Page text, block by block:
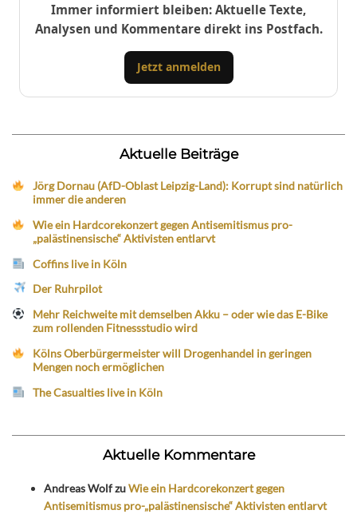
Immer informiert bleiben: Aktuelle Texte,
Analysen und Kommentare direkt ins Postfach.
Jetzt anmelden
Aktuelle Beiträge
Jörg Dornau (AfD-Oblast Leipzig-Land): Korrupt sind natürlich
immer die anderen
Wie ein Hardcorekonzert gegen Antisemitismus pro-
„palästinensische“ Aktivisten entlarvt
Coffins live in Köln
Der Ruhrpilot
Mehr Reichweite mit demselben Akku – oder wie das E-Bike
zum rollenden Fitnessstudio wird
Kölns Oberbürgermeister will Drogenhandel in geringen
Mengen noch ermöglichen
The Casualties live in Köln
Aktuelle Kommentare
Andreas WolfzuWie ein Hardcorekonzert gegen
Antisemitismus pro-„palästinensische“ Aktivisten entlarvt